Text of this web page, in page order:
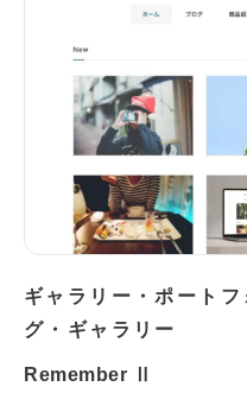
ギャラリー・ポートフ
グ・ギャラリー
Remember Ⅱ